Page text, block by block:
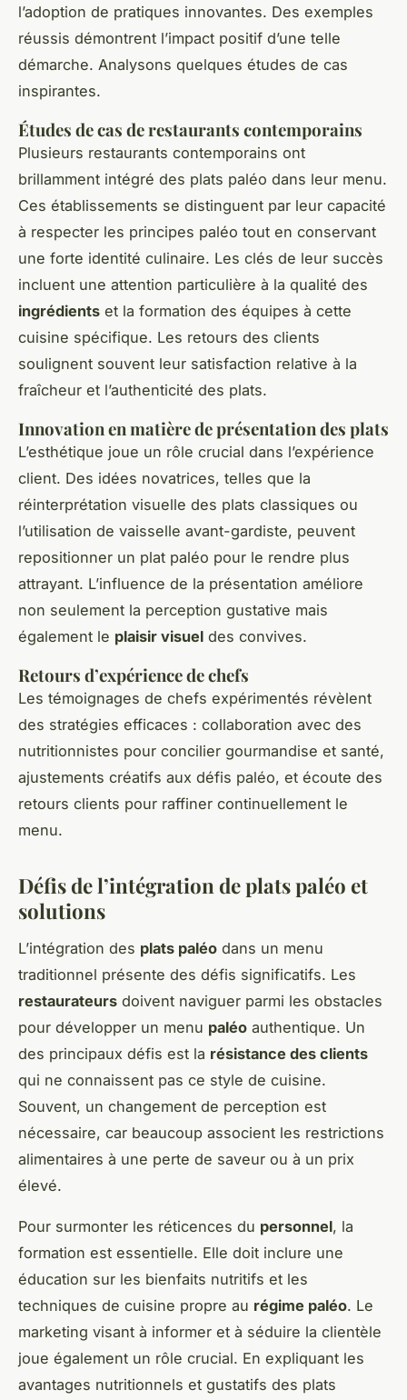
l’adoption de pratiques innovantes. Des exemples
réussis démontrent l’impact positif d’une telle
démarche. Analysons quelques études de cas
inspirantes.
Études de cas de restaurants contemporains
Plusieurs restaurants contemporains ont
brillamment intégré des plats paléo dans leur menu.
Ces établissements se distinguent par leur capacité
à respecter les principes paléo tout en conservant
une forte identité culinaire. Les clés de leur succès
incluent une attention particulière à la qualité des
ingrédients et la formation des équipes à cette
cuisine spécifique. Les retours des clients
soulignent souvent leur satisfaction relative à la
fraîcheur et l’authenticité des plats.
Innovation en matière de présentation des plats
L’esthétique joue un rôle crucial dans l’expérience
client. Des idées novatrices, telles que la
réinterprétation visuelle des plats classiques ou
l’utilisation de vaisselle avant-gardiste, peuvent
repositionner un plat paléo pour le rendre plus
attrayant. L’influence de la présentation améliore
non seulement la perception gustative mais
également le plaisir visuel des convives.
Retours d’expérience de chefs
Les témoignages de chefs expérimentés révèlent
des stratégies efficaces : collaboration avec des
nutritionnistes pour concilier gourmandise et santé,
ajustements créatifs aux défis paléo, et écoute des
retours clients pour raffiner continuellement le
menu.
Défis de l’intégration de plats paléo et
solutions
L’intégration des plats paléo dans un menu
traditionnel présente des défis significatifs. Les
restaurateurs doivent naviguer parmi les obstacles
pour développer un menu paléo authentique. Un
des principaux défis est la résistance des clients
qui ne connaissent pas ce style de cuisine.
Souvent, un changement de perception est
nécessaire, car beaucoup associent les restrictions
alimentaires à une perte de saveur ou à un prix
élevé.
Pour surmonter les réticences du personnel, la
formation est essentielle. Elle doit inclure une
éducation sur les bienfaits nutritifs et les
techniques de cuisine propre au régime paléo. Le
marketing visant à informer et à séduire la clientèle
joue également un rôle crucial. En expliquant les
avantages nutritionnels et gustatifs des plats